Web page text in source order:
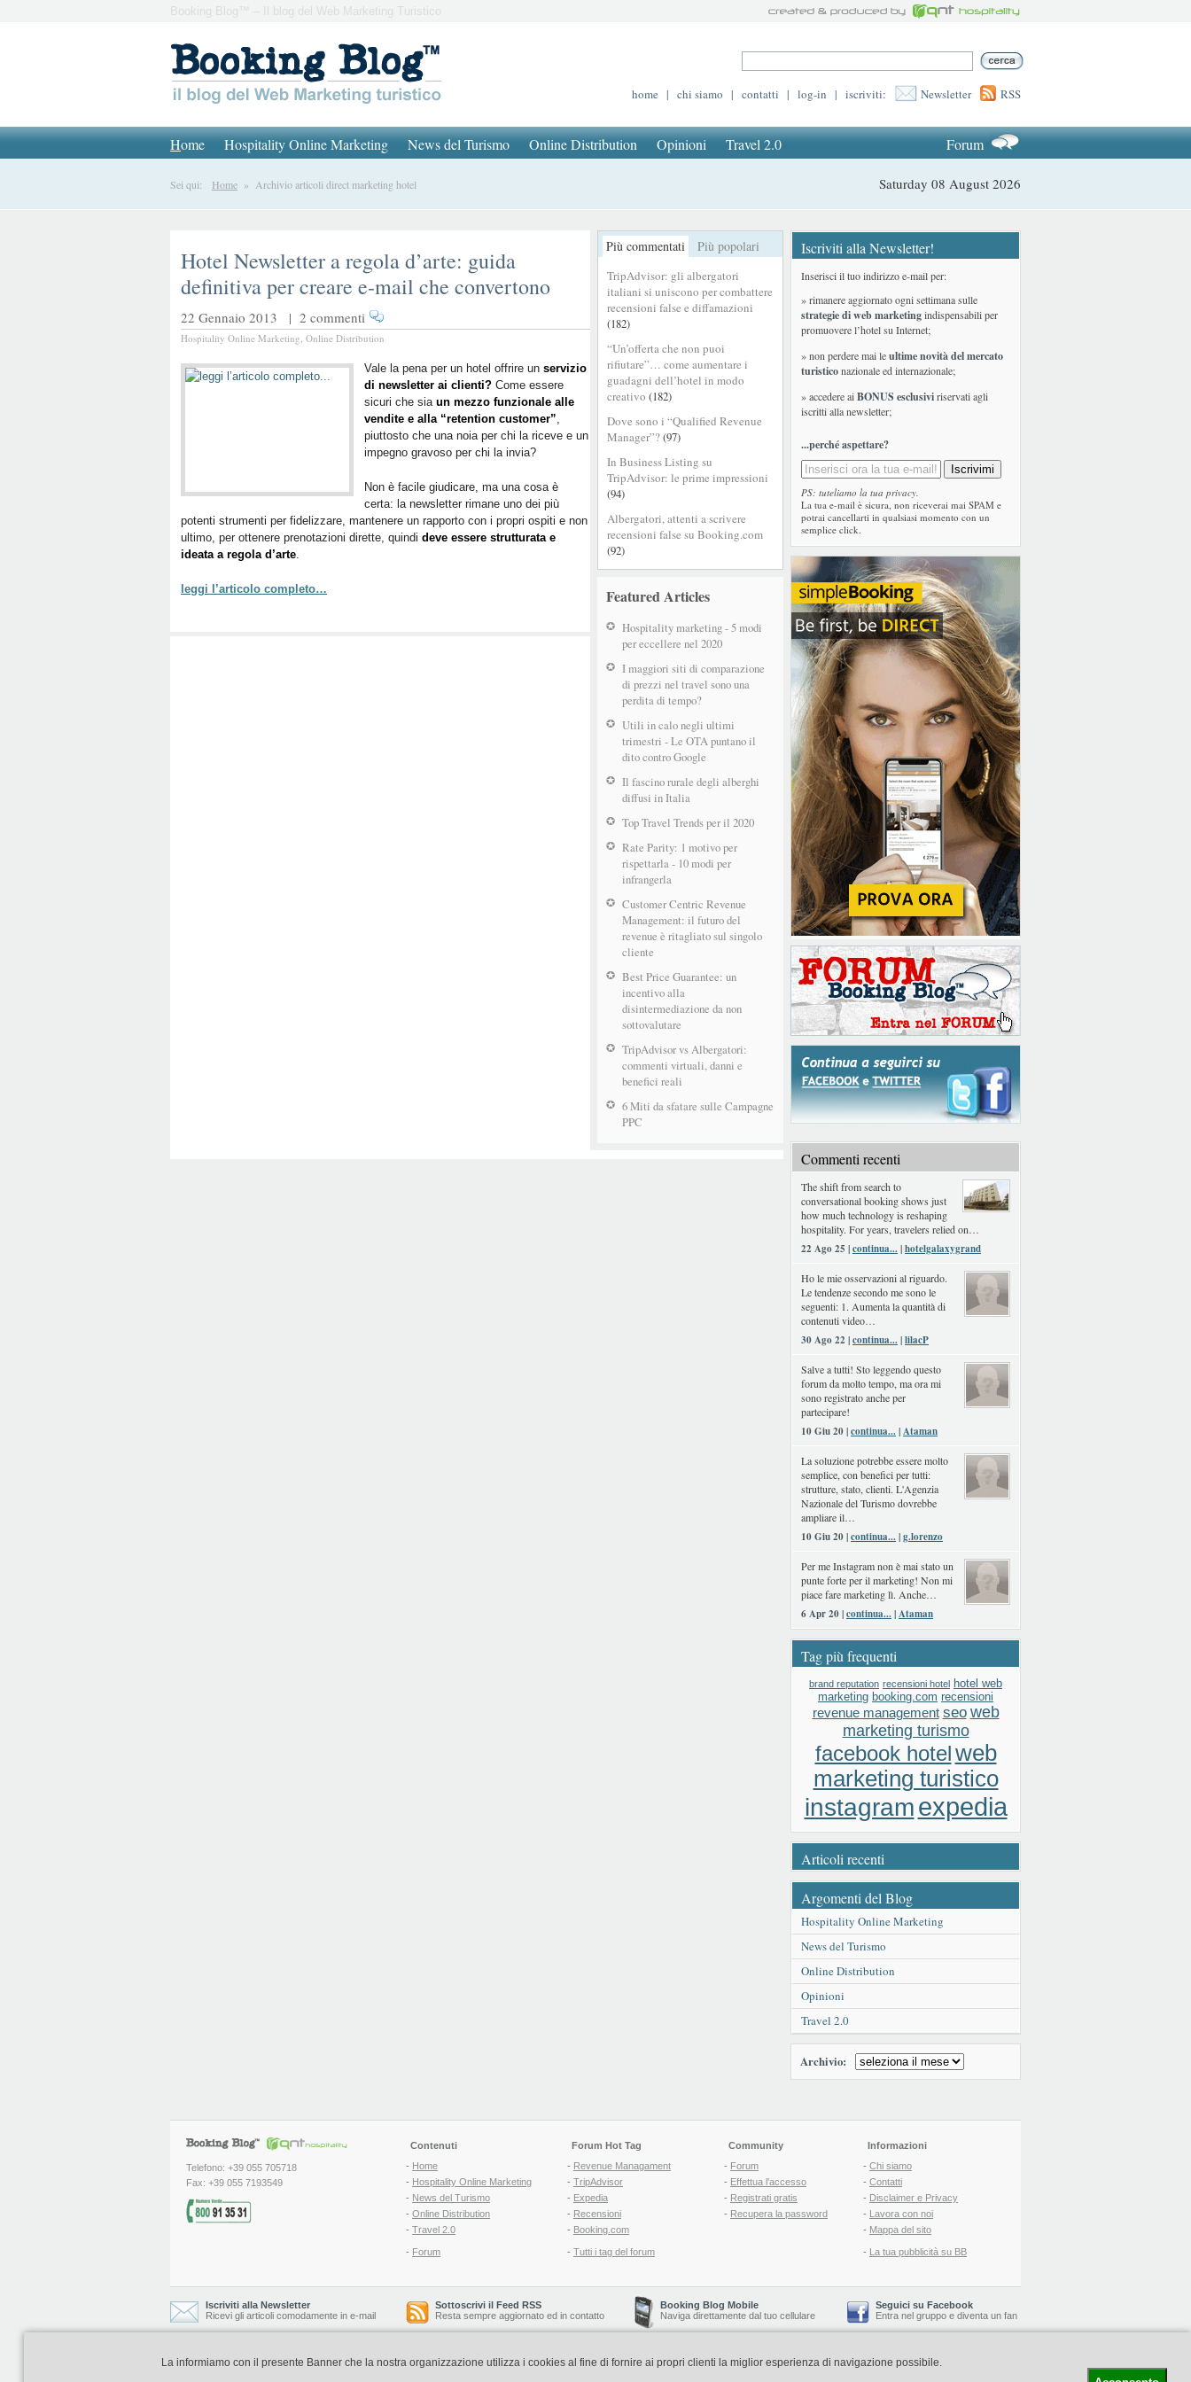
Booking Blog™ – Il blog del Web Marketing Turistico
home | chi siamo | contatti | log-in | iscriviti: Newsletter RSS
Home Hospitality Online Marketing News del Turismo Online Distribution Opinioni Travel 2.0 Forum
Sei qui: Home » Archivio articoli direct marketing hotel Saturday 08 August 2026
Più commentati Più popolari
TripAdvisor: gli albergatori
italiani si uniscono per combattere
recensioni false e diffamazioni
(182)
“Un’offerta che non puoi
rifiutare”… come aumentare i
guadagni dell’hotel in modo
creativo (182)
Dove sono i “Qualified Revenue
Manager”?(97)
In Business Listing su
TripAdvisor: le prime impressioni
(94)
Albergatori, attenti a scrivere
recensioni false su Booking.com
(92)
Featured Articles
Hospitality marketing - 5 modi
per eccellere nel 2020
I maggiori siti di comparazione
di prezzi nel travel sono una
perdita di tempo?
Utili in calo negli ultimi
trimestri - Le OTA puntano il
dito contro Google
Il fascino rurale degli alberghi
diffusi in Italia
Top Travel Trends per il 2020
Rate Parity: 1 motivo per
rispettarla - 10 modi per
infrangerla
Customer Centric Revenue
Management: il futuro del
revenue è ritagliato sul singolo
cliente
Best Price Guarantee: un
incentivo alla
disintermediazione da non
sottovalutare
TripAdvisor vs Albergatori:
commenti virtuali, danni e
benefici reali
6 Miti da sfatare sulle Campagne
PPC
Hotel Newsletter a regola d’arte: guida
definitiva per creare e-mail che convertono
22 Gennaio 2013 | 2 commenti
Hospitality Online Marketing, Online Distribution
Vale la pena per un hotel offrire un servizio
di newsletter ai clienti? Come essere
sicuri che sia un mezzo funzionale alle
vendite e alla “retention customer”,
piuttosto che una noia per chi la riceve e un
impegno gravoso per chi la invia?
Non è facile giudicare, ma una cosa è
certa: la newsletter rimane uno dei più
potenti strumenti per fidelizzare, mantenere un rapporto con i propri ospiti e non
ultimo, per ottenere prenotazioni dirette, quindi deve essere strutturata e
ideata a regola d’arte.
leggi l’articolo completo…
Iscriviti alla Newsletter!
Inserisci il tuo indirizzo e-mail per:
» rimanere aggiornato ogni settimana sulle
strategie di web marketingindispensabili per
promuovere l’hotel su Internet;
» non perdere mai leultime novità del mercato
turisticonazionale ed internazionale;
» accedere aiBONUS esclusiviriservati agli
iscritti alla newsletter;
...perché aspettare?
PS: tuteliamo la tua privacy.
La tua e-mail è sicura, non riceverai mai SPAM e
potrai cancellarti in qualsiasi momento con un
semplice click.
Commenti recenti
The shift from search to
conversational booking shows just
how much technology is reshaping
hospitality. For years, travelers relied on…
22 Ago 25 |continua...|hotelgalaxygrand
Ho le mie osservazioni al riguardo.
Le tendenze secondo me sono le
seguenti: 1. Aumenta la quantità di
contenuti video…
30 Ago 22 |continua...|lilacP
Salve a tutti! Sto leggendo questo
forum da molto tempo, ma ora mi
sono registrato anche per
partecipare!
10 Giu 20 |continua...|Ataman
La soluzione potrebbe essere molto
semplice, con benefici per tutti:
strutture, stato, clienti. L'Agenzia
Nazionale del Turismo dovrebbe
ampliare il…
10 Giu 20 |continua...|g.lorenzo
Per me Instagram non è mai stato un
punte forte per il marketing! Non mi
piace fare marketing lì. Anche…
6 Apr 20 |continua...|Ataman
Tag più frequenti
brand reputation recensioni hotel hotel web
marketing booking.com recensioni
revenue management seo web
marketing turismo
facebook hotelweb
marketing turistico
instagramexpedia
Articoli recenti
Argomenti del Blog
Hospitality Online Marketing
News del Turismo
Online Distribution
Opinioni
Travel 2.0
Archivio:
Telefono: +39 055 705718
Fax: +39 055 7193549
Contenuti
- Home
- Hospitality Online Marketing
- News del Turismo
- Online Distribution
- Travel 2.0
- Forum
Forum Hot Tag
- Revenue Managament
- TripAdvisor
- Expedia
- Recensioni
- Booking.com
- Tutti i tag del forum
Community
- Forum
- Effettua l'accesso
- Registrati gratis
- Recupera la password
Informazioni
- Chi siamo
- Contatti
- Disclaimer e Privacy
- Lavora con noi
- Mappa del sito
- La tua pubblicità su BB
Iscriviti alla Newsletter
Ricevi gli articoli comodamente in e-mail
Sottoscrivi il Feed RSS
Resta sempre aggiornato ed in contatto
Booking Blog Mobile
Naviga direttamente dal tuo cellulare
Seguici su Facebook
Entra nel gruppo e diventa un fan
Booking Blog è realizzato e curato da Copyright © 2006-2026 QNT S.r.l. Socio Unico -www.qnt.it-Booking Blog™ -Il blog del Web Marketing Turistico
La informiamo con il presente Banner che la nostra organizzazione utilizza i cookies al fine di fornire ai propri clienti la miglior esperienza di navigazione possibile.